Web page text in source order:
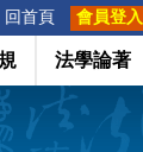
回首頁 會員登入
法學論著